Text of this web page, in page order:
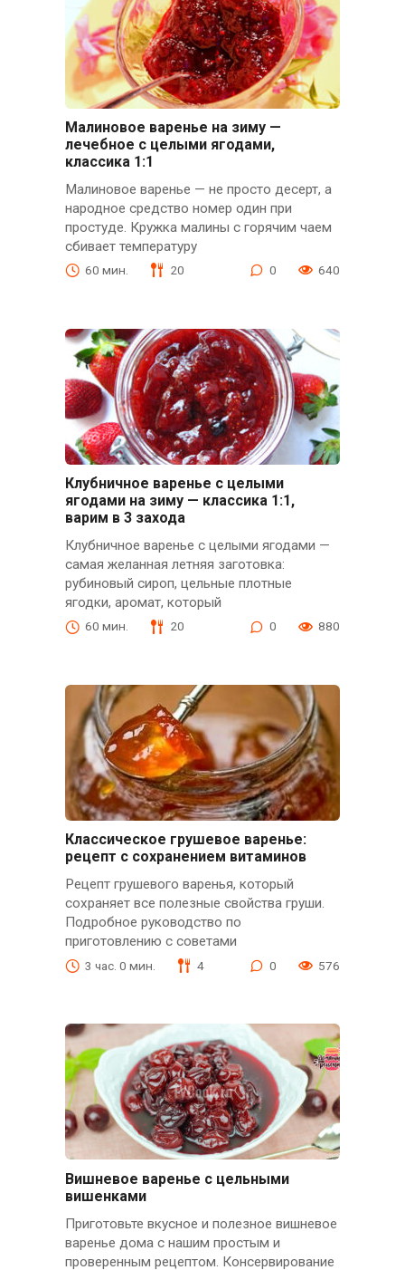
Малиновое варенье на зиму —
лечебное с целыми ягодами,
классика 1:1
Малиновое варенье — не просто десерт, а
народное средство номер один при
простуде. Кружка малины с горячим чаем
сбивает температуру
60 мин. 20 0 640
Клубничное варенье с целыми
ягодами на зиму — классика 1:1,
варим в 3 захода
Клубничное варенье с целыми ягодами —
самая желанная летняя заготовка:
рубиновый сироп, цельные плотные
ягодки, аромат, который
60 мин. 20 0 880
Классическое грушевое варенье:
рецепт с сохранением витаминов
Рецепт грушевого варенья, который
сохраняет все полезные свойства груши.
Подробное руководство по
приготовлению с советами
3 час. 0 мин. 4 0 576
Вишневое варенье с цельными
вишенками
Приготовьте вкусное и полезное вишневое
варенье дома с нашим простым и
проверенным рецептом. Консервирование